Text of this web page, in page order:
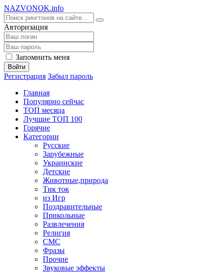
NAZVONOK.info
Авторизация
Запомнить меня
Войти
Регистрация Забыл пароль
Главная
Популярно сейчас
ТОП месяца
Лучшие ТОП 100
Горячие
Категории
Русские
Зарубежные
Украинские
Детские
Животные,природа
Тик ток
из Игр
Поздравительные
Прикольные
Развлечения
Религия
СМС
Фразы
Прочие
Звуковые эффекты